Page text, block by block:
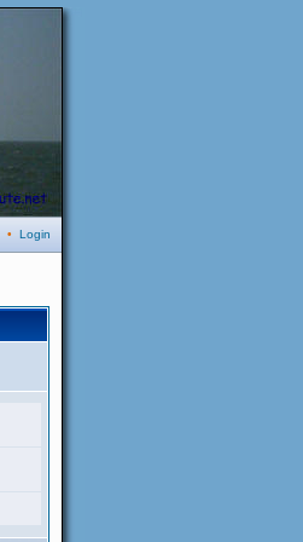
• Login